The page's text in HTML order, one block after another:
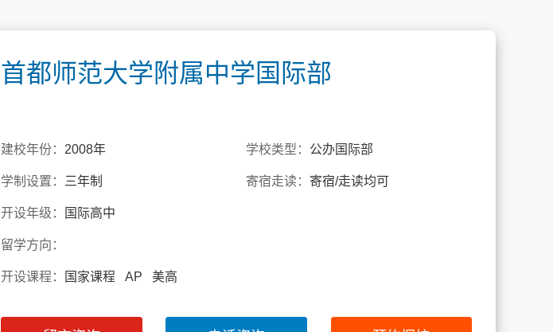
首都师范大学附属中学国际部
建校年份： 2008年 学校类型： 公办国际部
学制设置： 三年制 寄宿走读： 寄宿/走读均可
开设年级： 国际高中
留学方向：
开设课程： 国家课程 AP 美高